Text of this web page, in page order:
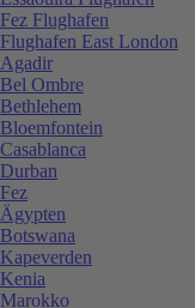
Fez Flughafen
Flughafen East London
Agadir
Bel Ombre
Bethlehem
Bloemfontein
Casablanca
Durban
Fez
Ägypten
Botswana
Kapeverden
Kenia
Marokko